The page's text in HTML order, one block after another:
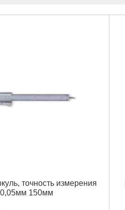
точность измерения
0,05мм 150мм